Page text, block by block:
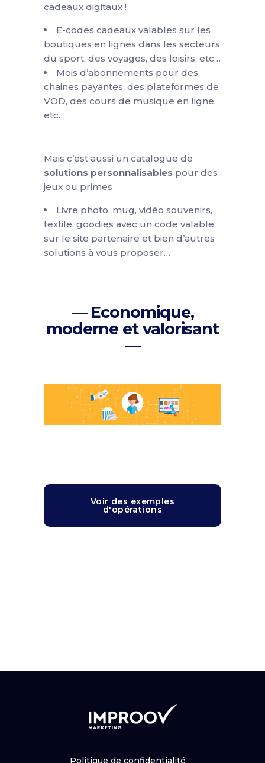
cadeaux digitaux !
E-codes cadeaux valables sur les
boutiques en lignes dans les secteurs
du sport, des voyages, des loisirs, etc…
Mois d’abonnements pour des
chaines payantes, des plateformes de
VOD, des cours de musique en ligne,
etc…
Mais c’est aussi un catalogue de
solutions personnalisables pour des
jeux ou primes
Livre photo, mug, vidéo souvenirs,
textile, goodies avec un code valable
sur le site partenaire et bien d’autres
solutions à vous proposer…
— Economique,
moderne et valorisant
—
Voir des exemples
d'opérations
Politique de confidentialité